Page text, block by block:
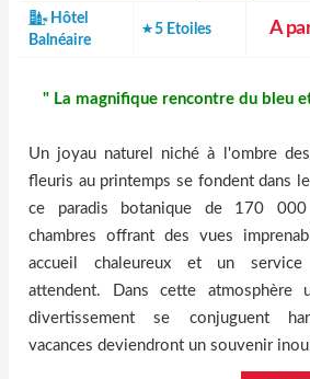
Hôtel
Balnéaire
5 Etoiles A
" La magnifique rencontre du bleu
Un joyau naturel niché à l'ombre
fleuris au printemps se fondent dans
ce paradis botanique de 170 000
chambres offrant des vues
accueil chaleureux et un service
attendent. Dans cette atmosphère
divertissement se conjuguent
vacances deviendront un souvenir